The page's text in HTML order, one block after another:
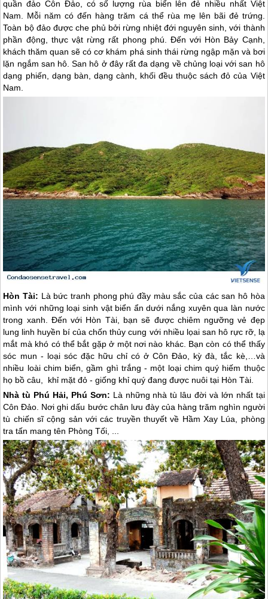
quần đảoCôn Đảo, có số lượng rùa biển lên đẻ nhiều nhất Việt
Nam. Mỗi năm có đến hàng trăm cá thể rùa mẹ lên bãi đẻ trứng.
Toàn bộ đảo được che phủ bởi rừng nhiệt đới nguyên sinh, với thành
phần động, thực vật rừng rất phong phú. Đến với Hòn Bảy Cạnh,
khách thăm quan sẽ có cơ khám phá sinh thái rừng ngập mặn và bơi
lặn ngắm san hô. San hô ở đây rất đa dạng về chủng loại với san hô
dạng phiến, dạng bàn, dạng cành, khối đều thuộc sách đỏ của Việt
Nam.
Hòn Tài: Là bức tranh phong phú đầy màu sắc của các san hô hòa
mình với những loại sinh vật biển ẩn dưới nắng xuyên qua làn nước
trong xanh. Đến với Hòn Tài, bạn sẽ được chiêm ngưỡng vẻ đẹp
lung linh huyền bí của chốn thủy cung với nhiều lọai san hô rực rỡ, lạ
mắt mà khó có thể bắt gặp ở một nơi nào khác. Bạn còn có thể thấy
sóc mun - loại sóc đặc hữu chỉ có ởCôn Đảo , kỳ đà, tắc kè,…và
nhiều loài chim biển, gầm ghì trắng - một loại chim quý hiếm thuộc
họ bồ câu, khỉ mặt đỏ - giống khỉ quý đang được nuôi tại Hòn Tài.
Nhà tù Phú Hải, Phú Sơn: Là những nhà tù lâu đời và lớn nhất tại
Côn Đảo . Nơi ghi dấu bước chân lưu đày của hàng trăm nghìn người
tù chiến sĩ cộng sản với các truyền thuyết về Hầm Xay Lúa, phòng
tra tấn mang tên Phòng Tối, ...